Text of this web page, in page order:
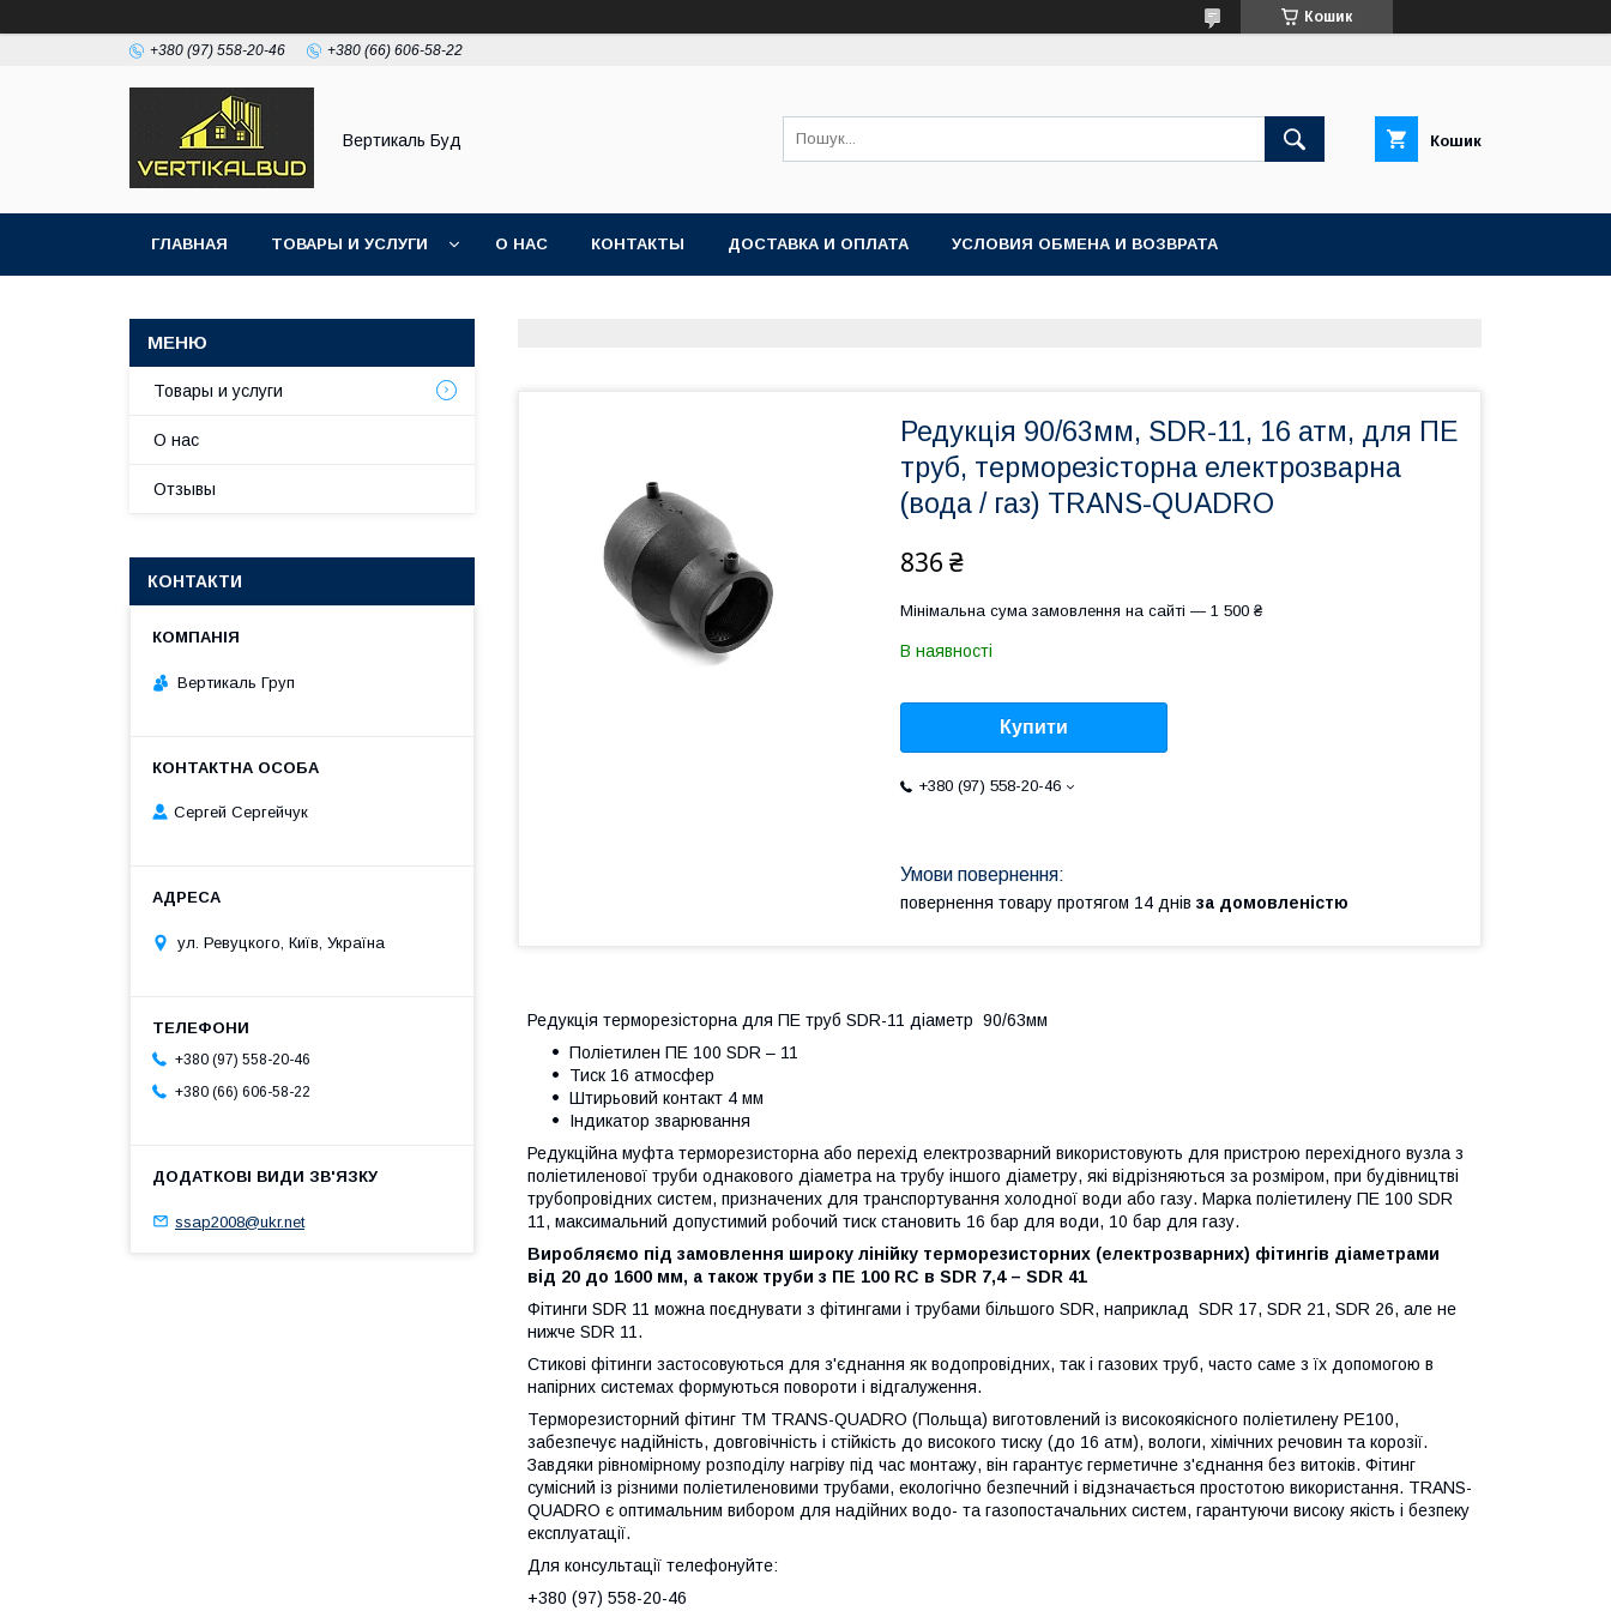
Кошик
+380 (97) 558-20-46 +380 (66) 606-58-22
Вертикаль Буд Кошик
ГЛАВНАЯ ТОВАРЫ И УСЛУГИ О НАС КОНТАКТЫ ДОСТАВКА И ОПЛАТА УСЛОВИЯ ОБМЕНА И ВОЗВРАТА
Редукція 90/63мм, SDR-11, 16 атм, для ПЕ
труб, терморезісторна електрозварна
(вода / газ) TRANS-QUADRO
836 ₴
Мінімальна сума замовлення на сайті — 1 500 ₴
В наявності
Купити
+380 (97) 558-20-46
повернення товару протягом 14 днів за домовленістю
Редукція терморезісторна для ПЕ труб SDR-11 діаметр 90/63мм
Поліетилен ПE 100 SDR – 11
Тиск 16 атмосфер
Штирьовий контакт 4 мм
Індикатор зварювання
Редукційна муфта терморезисторна або перехід електрозварний використовують для пристрою перехідного вузла з
поліетиленової труби однакового діаметра на трубу іншого діаметру, які відрізняються за розміром, при будівництві
трубопровідних систем, призначених для транспортування холодної води або газу. Марка поліетилену ПE 100 SDR
11, максимальний допустимий робочий тиск становить 16 бар для води, 10 бар для газу.
Виробляємо під замовлення широку лінійку терморезисторних (електрозварних) фітингів діаметрами
від 20 до 1600 мм, а також труби з ПE 100 RC в SDR 7,4 – SDR 41
Фітинги SDR 11 можна поєднувати з фітингами і трубами більшого SDR, наприклад SDR 17, SDR 21, SDR 26, але не
нижче SDR 11.
Стикові фітинги застосовуються для з'єднання як водопровідних, так і газових труб, часто саме з їх допомогою в
напірних системах формуються повороти і відгалуження.
Терморезисторний фітинг ТМ TRANS-QUADRO (Польща) виготовлений із високоякісного поліетилену PE100,
забезпечує надійність, довговічність і стійкість до високого тиску (до 16 атм), вологи, хімічних речовин та корозії.
Завдяки рівномірному розподілу нагріву під час монтажу, він гарантує герметичне з'єднання без витоків. Фітинг
сумісний із різними поліетиленовими трубами, екологічно безпечний і відзначається простотою використання. TRANS-
QUADRO є оптимальним вибором для надійних водо- та газопостачальних систем, гарантуючи високу якість і безпеку
експлуатації.
Для консультації телефонуйте:
+380 (97) 558-20-46
Товары и услуги
О нас
Отзывы
КОНТАКТИ
Вертикаль Груп
Сергей Сергейчук
ул. Ревуцкого, Київ, Україна
+380 (97) 558-20-46
+380 (66) 606-58-22
ssap2008@ukr.net